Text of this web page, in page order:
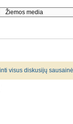
visus diskusijų